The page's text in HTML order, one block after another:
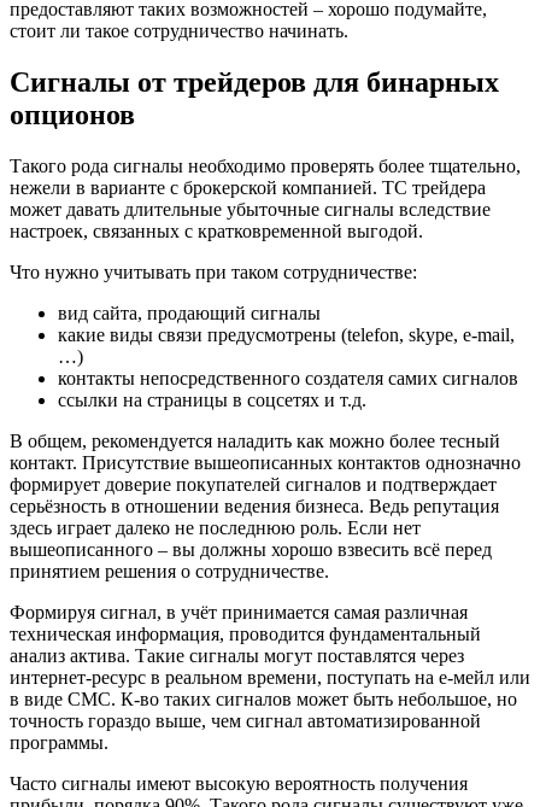
предоставляют таких возможностей – хорошо подумайте,
стоит ли такое сотрудничество начинать.
Сигналы от трейдеров для бинарных
опционов
Такого рода сигналы необходимо проверять более тщательно,
нежели в варианте с брокерской компанией. ТС трейдера
может давать длительные убыточные сигналы вследствие
настроек, связанных с кратковременной выгодой.
Что нужно учитывать при таком сотрудничестве:
вид сайта, продающий сигналы
какие виды связи предусмотрены (telefon, skype, e-mail,
…)
контакты непосредственного создателя самих сигналов
ссылки на страницы в соцсетях и т.д.
В общем, рекомендуется наладить как можно более тесный
контакт. Присутствие вышеописанных контактов однозначно
формирует доверие покупателей сигналов и подтверждает
серьёзность в отношении ведения бизнеса. Ведь репутация
здесь играет далеко не последнюю роль. Если нет
вышеописанного – вы должны хорошо взвесить всё перед
принятием решения о сотрудничестве.
Формируя сигнал, в учёт принимается самая различная
техническая информация, проводится фундаментальный
анализ актива. Такие сигналы могут поставлятся через
интернет-ресурс в рeальном времени, поступать на е-мейл или
в виде СМС. К-во таких сигналов может быть небольшое, но
точность гораздо выше, чем сигнал автоматизированной
программы.
Часто сигналы имеют высокую вероятность получения